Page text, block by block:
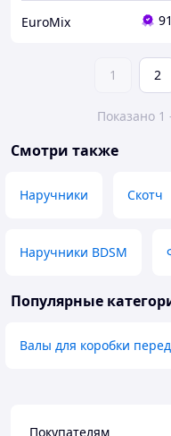
EuroMix
1 2
Показано 1
Смотри также
Наручники Скотч
Наручники BDSM
Популярные
Валы для коробки
Покупателям